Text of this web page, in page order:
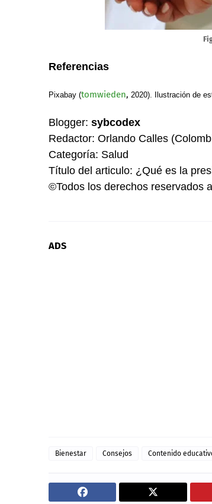
Referencias
Pixabay (tomwieden, 2020). Ilustración de
Blogger: sybcodex
Redactor: Orlando Calles
Categoría: Salud
Título del articulo: ¿Qué es la
©Todos los derechos reservados
ADS
Bienestar Consejos Contenido